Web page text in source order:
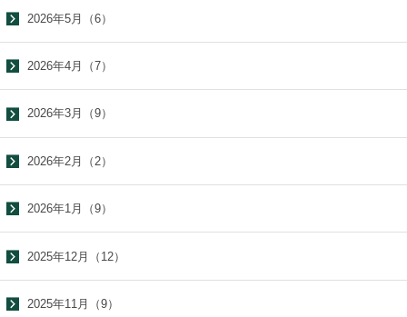
2026年5月（6）
2026年4月（7）
2026年3月（9）
2026年2月（2）
2026年1月（9）
2025年12月（12）
2025年11月（9）